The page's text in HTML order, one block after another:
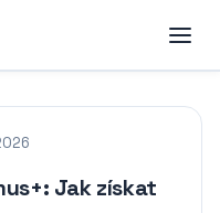
Jak získat